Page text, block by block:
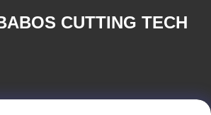
CUTTING TECH